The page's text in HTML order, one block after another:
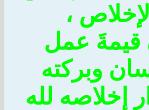
،
عمل
وبركته
لله